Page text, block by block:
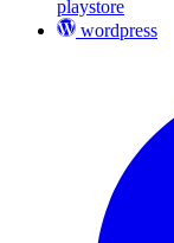
playstore
wordpress